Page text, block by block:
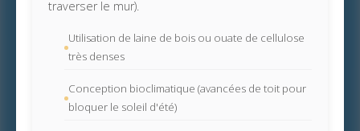
traverser le mur).
Utilisation de laine de bois ou ouate de cellulose
très denses
Conception bioclimatique (avancées de toit pour
bloquer le soleil d'été)